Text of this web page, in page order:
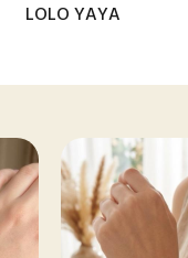
LOLO YAYA